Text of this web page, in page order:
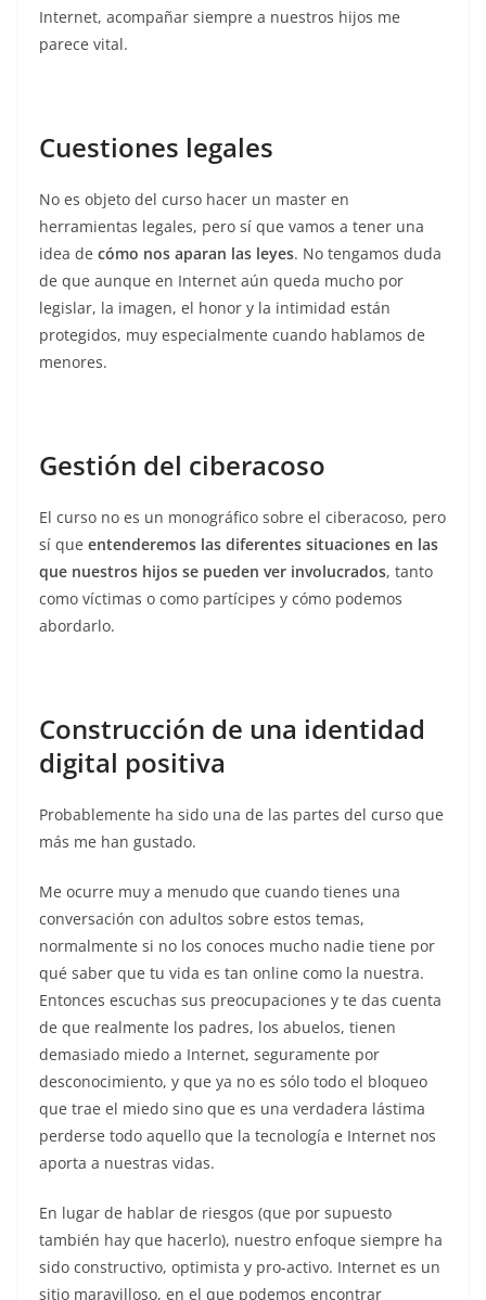
Internet, acompañar siempre a nuestros hijos me
parece vital.
Cuestiones legales
No es objeto del curso hacer un master en
herramientas legales, pero sí que vamos a tener una
idea de cómo nos aparan las leyes. No tengamos duda
de que aunque en Internet aún queda mucho por
legislar, la imagen, el honor y la intimidad están
protegidos, muy especialmente cuando hablamos de
menores.
Gestión del ciberacoso
El curso no es un monográfico sobre el ciberacoso, pero
sí que entenderemos las diferentes situaciones en las
que nuestros hijos se pueden ver involucrados, tanto
como víctimas o como partícipes y cómo podemos
abordarlo.
Construcción de una identidad
digital positiva
Probablemente ha sido una de las partes del curso que
más me han gustado.
Me ocurre muy a menudo que cuando tienes una
conversación con adultos sobre estos temas,
normalmente si no los conoces mucho nadie tiene por
qué saber que tu vida es tan online como la nuestra.
Entonces escuchas sus preocupaciones y te das cuenta
de que realmente los padres, los abuelos, tienen
demasiado miedo a Internet, seguramente por
desconocimiento, y que ya no es sólo todo el bloqueo
que trae el miedo sino que es una verdadera lástima
perderse todo aquello que la tecnología e Internet nos
aporta a nuestras vidas.
En lugar de hablar de riesgos (que por supuesto
también hay que hacerlo), nuestro enfoque siempre ha
sido constructivo, optimista y pro-activo. Internet es un
sitio maravilloso, en el que podemos encontrar